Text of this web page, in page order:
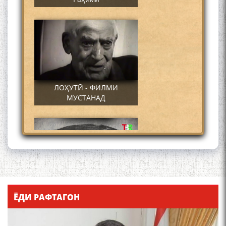
ЛОҲУТӢ - ФИЛМИ
МУСТАНАД
Қадамҷо - Лоҳутӣ
ЁДИ РАФТАГОН